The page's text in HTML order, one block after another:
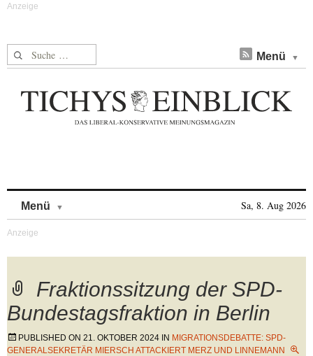
Suche nach: Menü
Menü Sa, 8. Aug 2026
Fraktionssitzung der SPD-
Bundestagsfraktion in Berlin
PUBLISHED ON 21. OKTOBER 2024 IN MIGRATIONSDEBATTE: SPD-
GENERALSEKRETÄR MIERSCH ATTACKIERT MERZ UND LINNEMANN